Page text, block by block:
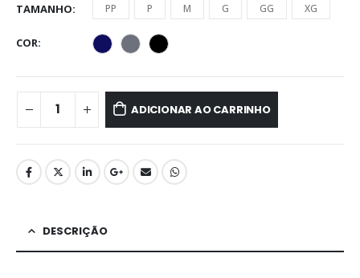
TAMANHO PP P M G GG XG
COR
ADICIONAR AO CARRINHO
DESCRIÇÃO